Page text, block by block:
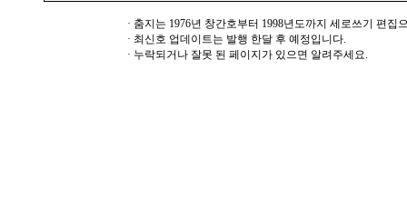
· 춤지는 1976년 창간호부터 1998년도까지 세로쓰기 편집
· 최신호 업데이트는 발행 한달 후 예정입니다.
· 누락되거나 잘못 된 페이지가 있으면 알려주세요.